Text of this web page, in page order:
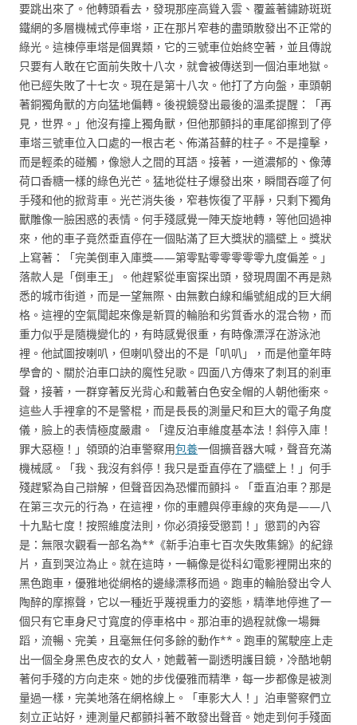
要跳出來了。他轉頭看去，發現那座高聳入雲、覆蓋著鏽跡斑斑
鐵網的多層機械式停車塔，正在那片窄巷的盡頭散發出不正常的
綠光。這棟停車塔是個異類，它的三號車位始終空著，並且傳說
只要有人敢在它面前失敗十八次，就會被傳送到一個泊車地獄。
他已經失敗了十七次。現在是第十八次。他打了方向盤，車頭朝
著銅獨角獸的方向猛地偏轉。後視鏡發出最後的溫柔提醒：「再
見，世界。」他沒有撞上獨角獸，但他那顫抖的車尾卻擦到了停
車塔三號車位入口處的一根古老、佈滿苔蘚的柱子。不是撞擊，
而是輕柔的碰觸，像戀人之間的耳語。接著，一道濃郁的、像薄
荷口香糖一樣的綠色光芒。猛地從柱子爆發出來，瞬間吞噬了何
手殘和他的掀背車。光芒消失後，窄巷恢復了平靜，只剩下獨角
獸雕像一臉困惑的表情。何手殘感覺一陣天旋地轉，等他回過神
來，他的車子竟然垂直停在一個貼滿了巨大獎狀的牆壁上。獎狀
上寫著：「完美倒車入庫獎——第零點零零零零零九度偏差。」
落款人是「倒車王」。他趕緊從車窗探出頭，發現周圍不再是熟
悉的城市街道，而是一望無際、由無數白線和編號組成的巨大網
格。這裡的空氣聞起來像是新買的輪胎和劣質香水的混合物，而
重力似乎是隨機變化的，有時感覺很重，有時像漂浮在游泳池
裡。他試圖按喇叭，但喇叭發出的不是「叭叭」，而是他童年時
學會的、關於泊車口訣的魔性兒歌。四面八方傳來了刺耳的剎車
聲，接著，一群穿著反光背心和戴著白色安全帽的人朝他衝來。
這些人手裡拿的不是警棍，而是長長的測量尺和巨大的電子角度
儀，臉上的表情極度嚴肅。「違反泊車維度基本法！斜停入庫！
罪大惡極！」領頭的泊車警察用包養一個擴音器大喊，聲音充滿
機械感。「我、我沒有斜停！我只是垂直停在了牆壁上！」何手
殘趕緊為自己辯解，但聲音因為恐懼而顫抖。「垂直泊車？那是
在第三次元的行為，在這裡，你的車體與停車線的夾角是——八
十九點七度！按照維度法則，你必須接受懲罰！」懲罰的內容
是：無限次觀看一部名為**《新手泊車七百次失敗集錦》的紀錄
片，直到哭泣為止。就在這時，一輛像是從科幻電影裡開出來的
黑色跑車，優雅地從網格的邊緣漂移而過。跑車的輪胎發出令人
陶醉的摩擦聲，它以一種近乎蔑視重力的姿態，精準地停進了一
個只有它車身尺寸寬度的停車格中。那泊車的過程就像一場舞
蹈，流暢、完美，且毫無任何多餘的動作**。跑車的駕駛座上走
出一個全身黑色皮衣的女人，她戴著一副透明護目鏡，冷酷地朝
著何手殘的方向走來。她的步伐優雅而精準，每一步都像是被測
量過一樣，完美地落在網格線上。「車影大人！」泊車警察們立
刻立正站好，連測量尺都顫抖著不敢發出聲音。她走到何手殘面